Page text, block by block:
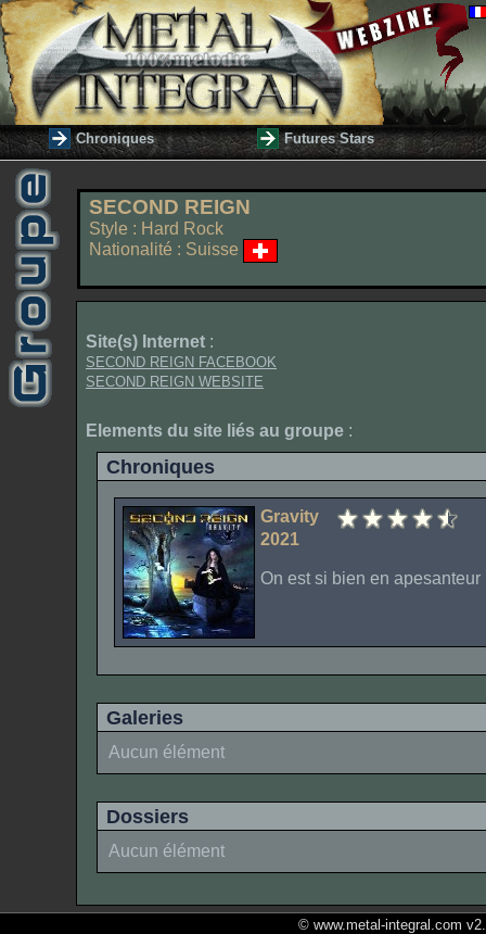
Chroniques Futures Stars
SECOND REIGN
Style : Hard Rock
Nationalité : Suisse
Site(s) Internet :
SECOND REIGN FACEBOOK
SECOND REIGN WEBSITE
Elements du site liés au groupe :
Chroniques
Gravity
2021
On est si bien en apesanteur
Galeries
Aucun élément
Dossiers
Aucun élément
© www.metal-integral.com